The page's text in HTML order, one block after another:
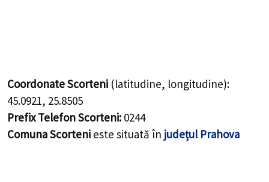
Coordonate Scorteni (latitudine, longitudine):
45.0921, 25.8505
Prefix Telefon Scorteni: 0244
Comuna Scorteni este situată în județul Prahova